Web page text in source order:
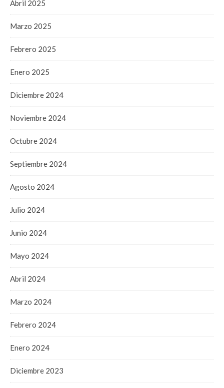
Abril 2025
Marzo 2025
Febrero 2025
Enero 2025
Diciembre 2024
Noviembre 2024
Octubre 2024
Septiembre 2024
Agosto 2024
Julio 2024
Junio 2024
Mayo 2024
Abril 2024
Marzo 2024
Febrero 2024
Enero 2024
Diciembre 2023